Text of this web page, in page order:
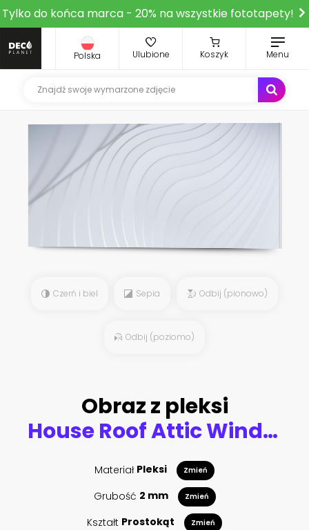
Tylko do końca marca - 20% na wszystkie fototapety!
Polska Ulubione Koszyk Menu
Czerń i biel Sepia Odbij (pionowo)
Odbij (poziomo)
Obraz z pleksi
House Roof Attic Windows
Materiał Pleksi Zmień
Grubość 2 mm Zmień
Kształt Prostokąt Zmień